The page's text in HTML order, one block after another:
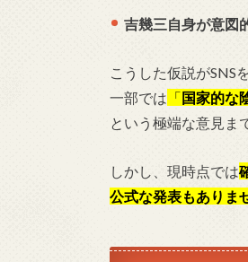
吉幾三自身が意図
こうした仮説がSNS
一部では 「国家的な
という極端な意見ま
しかし、現時点では
公式な発表もありま